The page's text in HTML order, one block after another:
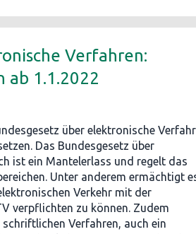
Verfahren:
1.1.2022
über elektronische
Das Bundesgesetz über
ist ein Mantelerlass und regelt das
Unter anderem ermächtigt
Verkehr mit der
verpflichten zu können. Zudem
Verfahren, auch ein